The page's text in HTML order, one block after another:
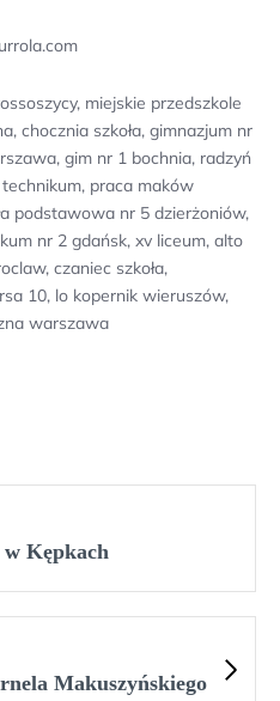
miejskie przedszkole
chocznia szkoła, gimnazjum nr
gim nr 1 bochnia, radzyń
technikum, praca maków
podstawowa nr 5 dzierżoniów,
nr 2 gdańsk, xv liceum, alto
czaniec szkoła,
10, lo kopernik wieruszów,
warszawa
w Kępkach
Makuszyńskiego